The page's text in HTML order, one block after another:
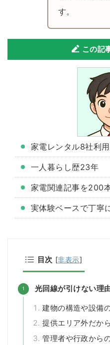
す。
この記
家電レンタル8社利
一人暮らし歴23年
家電関連記事を200
実体験ベースで丁寧
目次 [非表示]
光回線が引けない理
建物の構造や設備
提供エリア外だから
管理者や行政から